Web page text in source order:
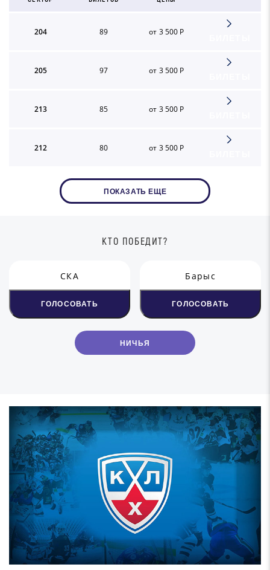
204 89 от 3 500 Р
205 97 от 3 500 Р
213 85 от 3 500 Р
212 80 от 3 500 Р
ПОКАЗАТЬ ЕЩЕ
КТО ПОБЕДИТ?
СКА
ГОЛОСОВАТЬ
НИЧЬЯ
Барыс
ГОЛОСОВАТЬ